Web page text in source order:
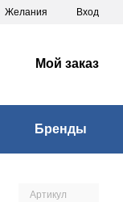
Желания Вход
Мой заказ
Бренды
Артикул